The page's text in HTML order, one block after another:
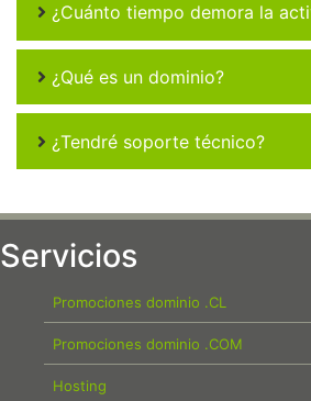
¿Cuánto tiempo demora la
¿Qué es un dominio?
¿Tendré soporte técnico?
Servicios
Promociones dominio .CL
Promociones dominio .COM
Hosting